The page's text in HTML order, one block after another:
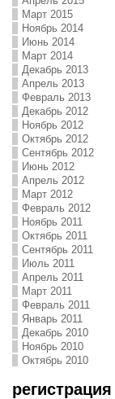
Март 2015
Ноябрь 2014
Июнь 2014
Март 2014
Декабрь 2013
Апрель 2013
Февраль 2013
Декабрь 2012
Ноябрь 2012
Октябрь 2012
Сентябрь 2012
Июнь 2012
Апрель 2012
Март 2012
Февраль 2012
Ноябрь 2011
Октябрь 2011
Сентябрь 2011
Июль 2011
Апрель 2011
Март 2011
Февраль 2011
Январь 2011
Декабрь 2010
Ноябрь 2010
Октябрь 2010
регистрация